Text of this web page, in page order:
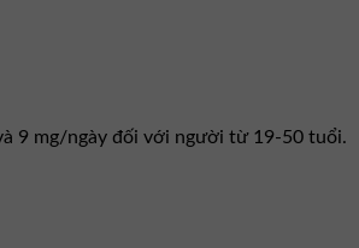
9 mg/ngày đối với người từ 19-50 tuổi.